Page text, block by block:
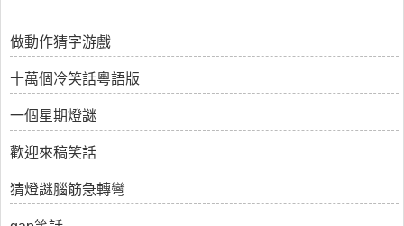
做動作猜字游戲
十萬個冷笑話粵語版
一個星期燈謎
歡迎來稿笑話
猜燈謎腦筋急轉彎